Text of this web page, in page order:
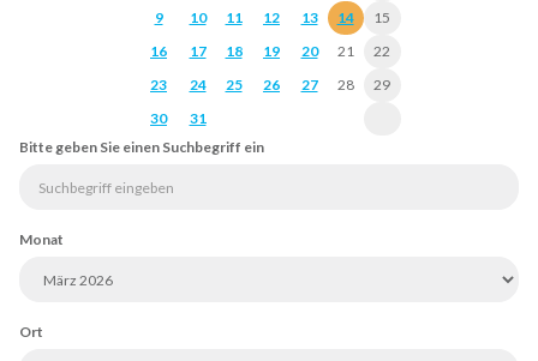
9
10 11 12 13 14
15
16
17 18 19 20 21
22
23
24 25 26 27 28
29
30
31
Bitte geben Sie einen Suchbegriff ein
Monat
Ort